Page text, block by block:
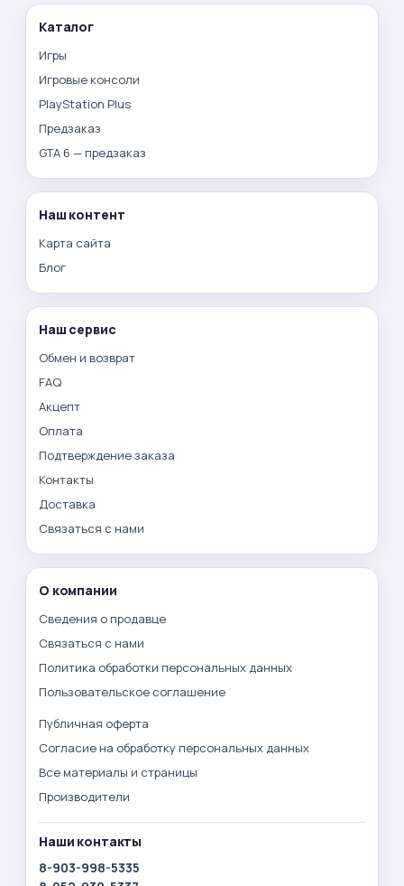
Каталог
Игры
Игровые консоли
PlayStation Plus
Предзаказ
GTA 6 — предзаказ
Наш контент
Карта сайта
Блог
Наш сервис
Обмен и возврат
FAQ
Акцепт
Оплата
Подтверждение заказа
Контакты
Доставка
Связаться с нами
О компании
Сведения о продавце
Связаться с нами
Политика обработки персональных данных
Пользовательское соглашение
Публичная оферта
Согласие на обработку персональных данных
Все материалы и страницы
Производители
Наши контакты
8-903-998-5335